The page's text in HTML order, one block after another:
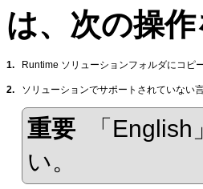
は、次の操
1. Runtime ソリューションフォルダにコピ
2. ソリューションでサポートされていない
重要
「
い。